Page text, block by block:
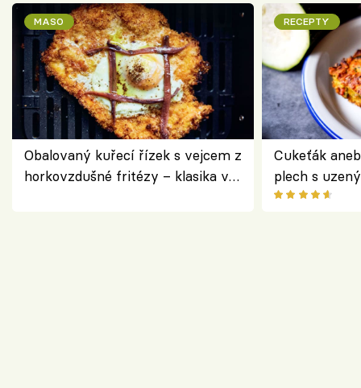
MASO
Obalovaný kuřecí řízek s vejcem z
horkovzdušné fritézy – klasika v
RECEPTY
Cukeťák
plech s
způsob, jak